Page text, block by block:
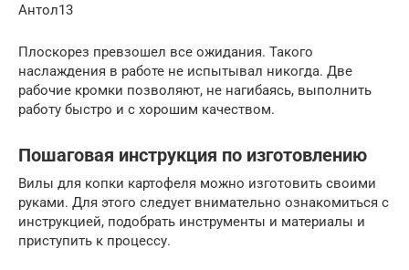
Антол13
Плоскорез превзошел все ожидания. Такого
наслаждения в работе не испытывал никогда. Две
рабочие кромки позволяют, не нагибаясь, выполнить
работу быстро и с хорошим качеством.
Пошаговая инструкция по изготовлению
Вилы для копки картофеля можно изготовить своими
руками. Для этого следует внимательно ознакомиться с
инструкцией, подобрать инструменты и материалы и
приступить к процессу.